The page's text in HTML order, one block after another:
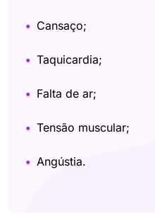
Cansaço;
Taquicardia;
Falta de ar;
Tensão muscular;
Angústia.